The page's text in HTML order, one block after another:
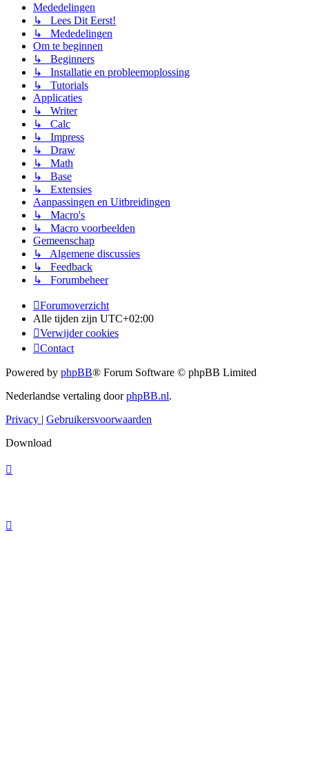
Mededelingen
↳ Lees Dit Eerst!
↳ Mededelingen
Om te beginnen
↳ Beginners
↳ Installatie en probleemoplossing
↳ Tutorials
Applicaties
↳ Writer
↳ Calc
↳ Impress
↳ Draw
↳ Math
↳ Base
↳ Extensies
Aanpassingen en Uitbreidingen
↳ Macro's
↳ Macro voorbeelden
Gemeenschap
↳ Algemene discussies
↳ Feedback
↳ Forumbeheer
Forumoverzicht
Alle tijden zijn UTC+02:00
Verwijder cookies
Contact
Powered by phpBB® Forum Software © phpBB Limited
Nederlandse vertaling doorphpBB.nl.
Privacy | Gebruikersvoorwaarden
Download